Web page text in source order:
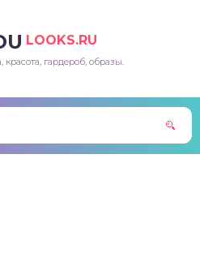
LOOKS.RU
красота, гардероб, образы.